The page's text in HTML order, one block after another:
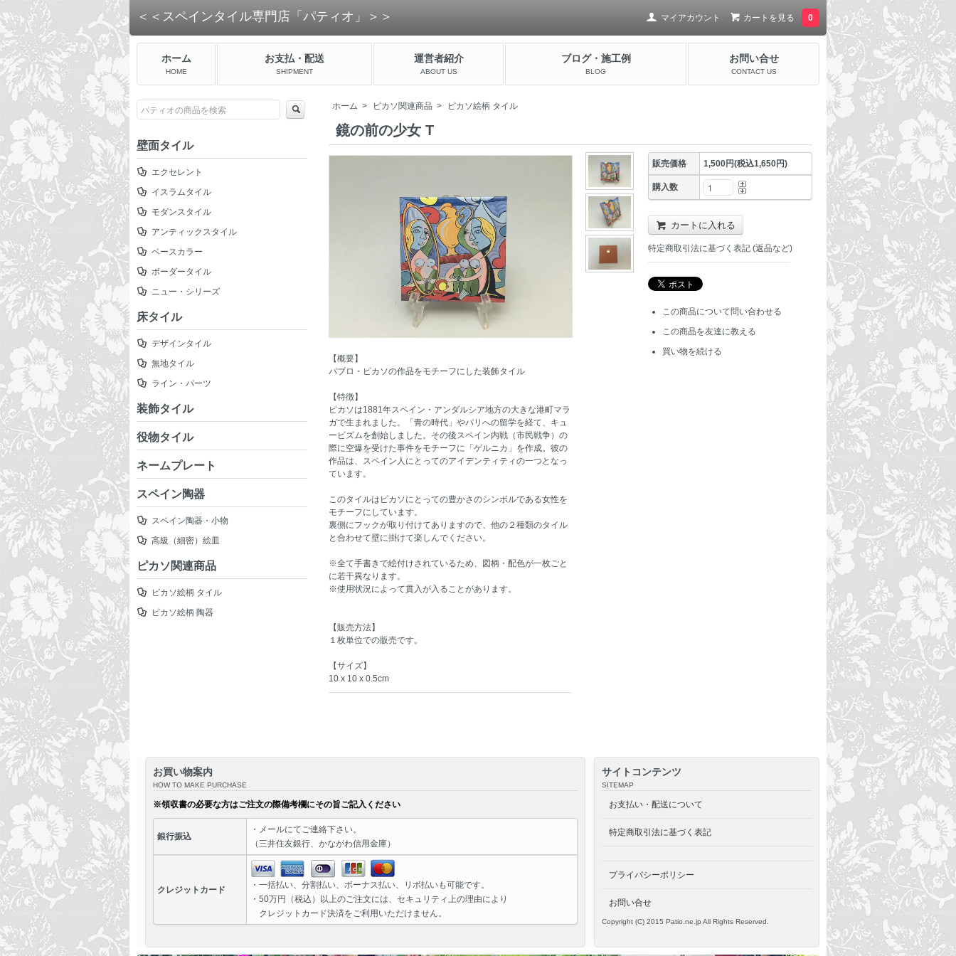
＜＜スペインタイル専門店「パティオ」＞＞ マイアカウント カートを見る 0
ホーム
HOME
お支払・配送
SHIPMENT
運営者紹介
ABOUT US
ブログ・施工例
BLOG
お問い合せ
CONTACT US
ホーム > ピカソ関連商品 > ピカソ絵柄 タイル
鏡の前の少女 T
販売価格 1,500円(税込1,650円)
購入数
カートに入れる
特定商取引法に基づく表記 (返品など)
この商品について問い合わせる
この商品を友達に教える
買い物を続ける
【概要】
パブロ・ピカソの作品をモチーフにした装飾タイル
【特徴】
ピカソは1881年スペイン・アンダルシア地方の大きな港町マラ
ガで生まれました。「青の時代」やパリへの留学を経て、キュ
ービズムを創始しました。その後スペイン内戦（市民戦争）の
際に空爆を受けた事件をモチーフに「ゲルニカ」を作成。彼の
作品は、スペイン人にとってのアイデンティティの一つとなっ
ています。
このタイルはピカソにとっての豊かさのシンボルである女性を
モチーフにしています。
裏側にフックが取り付けてありますので、他の２種類のタイル
と合わせて壁に掛けて楽しんでください。
※全て手書きで絵付けされているため、図柄・配色が一枚ごと
に若干異なります。
※使用状況によって貫入が入ることがあります。
【販売方法】
１枚単位での販売です。
【サイズ】
10 x 10 x 0.5cm
壁面タイル
エクセレント
イスラムタイル
モダンスタイル
アンティックスタイル
ベースカラー
ボーダータイル
ニュー・シリーズ
床タイル
デザインタイル
無地タイル
ライン・パーツ
装飾タイル
役物タイル
ネームプレート
スペイン陶器
スペイン陶器・小物
高級（細密）絵皿
ピカソ関連商品
ピカソ絵柄 タイル
ピカソ絵柄 陶器
お買い物案内
HOW TO MAKE PURCHASE
※領収書の必要な方はご注文の際備考欄にその旨ご記入ください
銀行振込
・ メールにてご連絡下さい。
（三井住友銀行、かながわ信用金庫）
クレジットカード
・一括払い、分割払い、ボーナス払い、リボ払いも可能です。
・50万円（税込）以上のご注文には、セキュリティ上の理由により
クレジットカード決済をご利用いただけません。
サイトコンテンツ
SITEMAP
お支払い・配送について
特定商取引法に基づく表記
プライバシーポリシー
お問い合せ
Copyright (C) 2015 Patio.ne.jp All Rights Reserved.